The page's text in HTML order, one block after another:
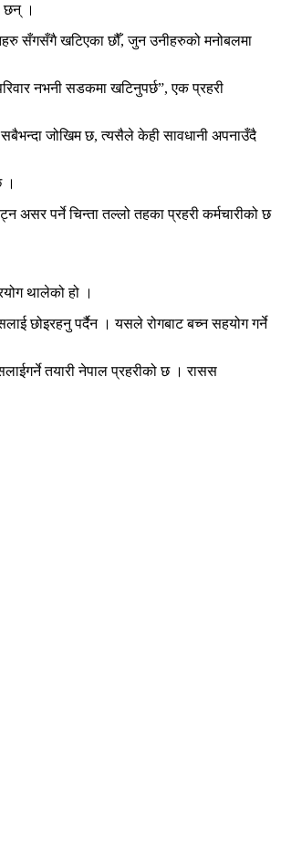
छन् ।
सँगसँगै खटिएका छौँ, जुन उनीहरुको मनोबलमा
नभनी सडकमा खटिनुपर्छ”, एक प्रहरी
सबैभन्दा जोखिम छ, त्यसैले केही सावधानी अपनाउँदै
।
पर्ने चिन्ता तल्लो तहका प्रहरी कर्मचारीको छ
थालेको हो ।
छोइरहनु पर्दैन । यसले रोगबाट बच्न सहयोग गर्ने
तयारी नेपाल प्रहरीको छ । रासस